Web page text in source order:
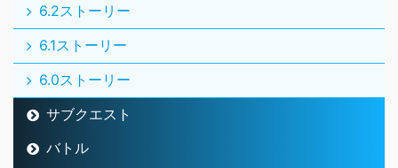
6.2ストーリー
6.1ストーリー
6.0ストーリー
サブクエスト
バトル